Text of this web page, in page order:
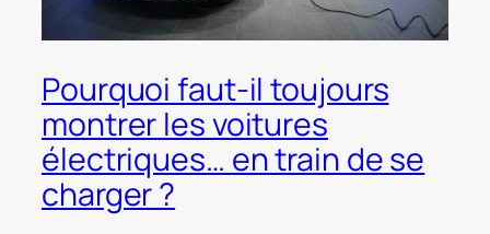
Pourquoi faut-il toujours
montrer les voitures
électriques… en train de se
charger ?